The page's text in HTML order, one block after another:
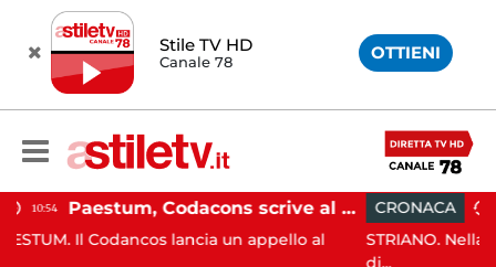
Stile TV HD
Canale 78 OTTIENI
Paestum, Codacons scrive al ministro Giuli: "Rilanciare scavi dell'Anfiteatro nell'area archeologica"
lancia un appello al
CRONACA 10:06
STRIANO. Nella decorsa serata i